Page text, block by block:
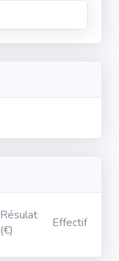
Résulat
(€)
Effectif